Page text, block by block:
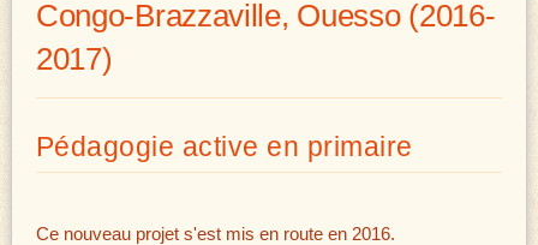
Congo-Brazzaville, Ouesso (2016-
2017)
Pédagogie active en primaire
Ce nouveau projet s'est mis en route en 2016.